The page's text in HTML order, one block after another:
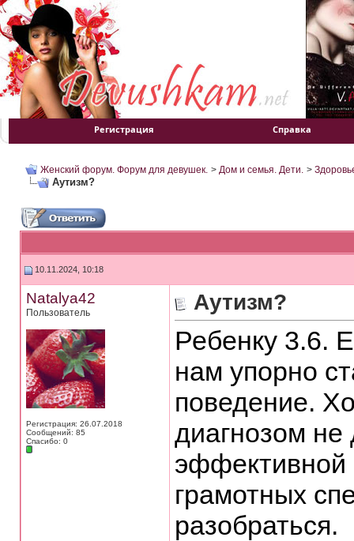
Регистрация Справка
Женский форум. Форум для девушек. > Дом и семья. Дети. >
Аутизм?
10.11.2024, 10:18
Natalya42
Пользователь
Регистрация: 26.07.2018
Сообщений: 85
Спасибо: 0
Аутизм?
Ребенку 3.6.
нам упорно
поведение.
диагнозом не
эффективной
грамотных
разобраться.